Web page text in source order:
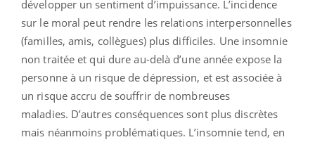
développer un sentiment d’impuissance. L’incidence
sur le moral peut rendre les relations interpersonnelles
(familles, amis, collègues) plus difficiles. Une insomnie
non traitée et qui dure au-delà d’une année expose la
personne à un risque de dépression, et est associée à
un risque accru de souffrir de nombreuses
maladies. D’autres conséquences sont plus discrètes
mais néanmoins problématiques. L’insomnie tend, en